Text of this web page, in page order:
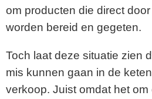
om producten die direct
worden bereid en gegeten.
Toch laat deze situatie zien
mis kunnen gaan in de
verkoop. Juist omdat het